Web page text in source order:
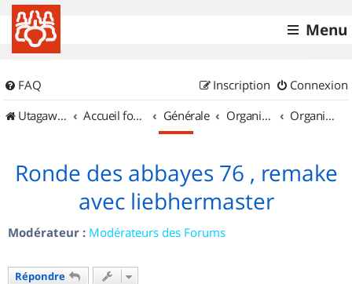
Menu
FAQ Connexion
Inscription
UtagawaVTT (Randos VTT et VTTAE avec traces GPS)
Accueil forum Générale Organisation de sorties & Recherche de partenaires Organisation de sorties en région Haute Normandie
Ronde des abbayes 76 , remake
avec liebhermaster
Modérateur : Modérateurs des Forums
Répondre